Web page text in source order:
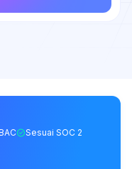
Sesuai SOC 2